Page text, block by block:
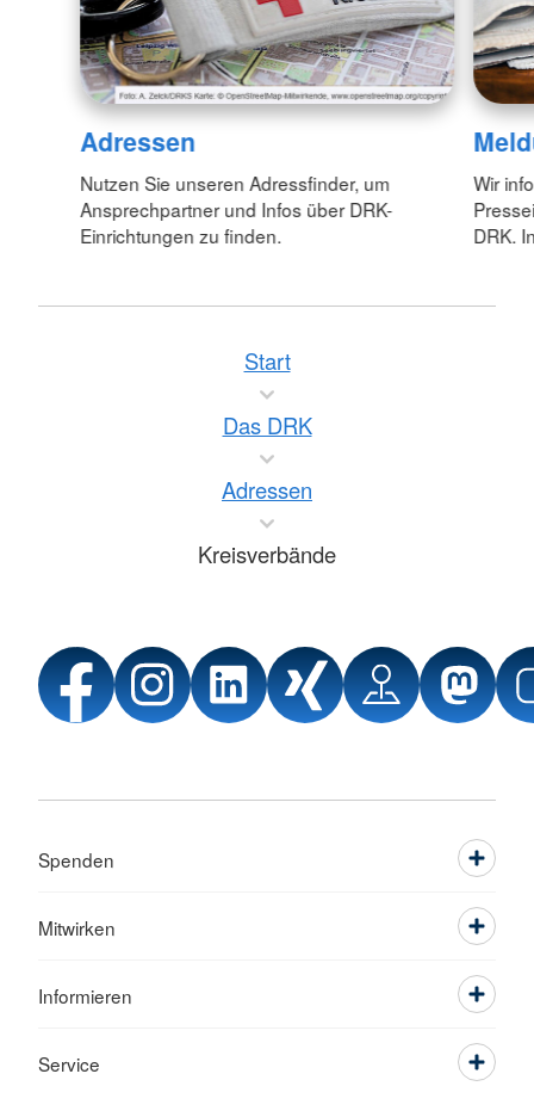
Adressen
Nutzen Sie unseren Adressfinder, um
Ansprechpartner und Infos über DRK-
Einrichtungen zu finden.
Wir
DRK.
Start
Das DRK
Adressen
Kreisverbände
Spenden
Mitwirken
Informieren
Service